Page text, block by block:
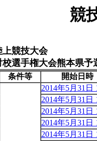
競
競技大会
選手権大会熊本県
条件等
開始日時
2014年5月31日
2014年5月31日
2014年5月31日
2014年5月31日
2014年5月31日